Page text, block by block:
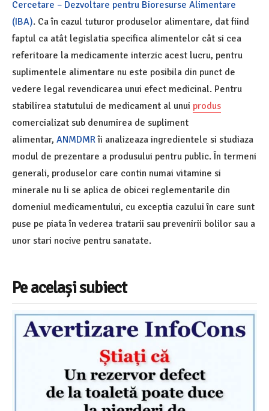
Cercetare – Dezvoltare pentru Bioresurse Alimentare
(IBA). Ca în cazul tuturor produselor alimentare, dat fiind
faptul ca atât legislatia specifica alimentelor cât si cea
referitoare la medicamente interzic acest lucru, pentru
suplimentele alimentare nu este posibila din punct de
vedere legal revendicarea unui efect medicinal. Pentru
stabilirea statutului de medicament al unui produs
comercializat sub denumirea de supliment
alimentar, ANMDMRîi analizeaza ingredientele si studiaza
modul de prezentare a produsului pentru public. În termeni
generali, produselor care contin numai vitamine si
minerale nu li se aplica de obicei reglementarile din
domeniul medicamentului, cu exceptia cazului în care sunt
puse pe piata în vederea tratarii sau prevenirii bolilor sau a
unor stari nocive pentru sanatate.
Pe același subiect